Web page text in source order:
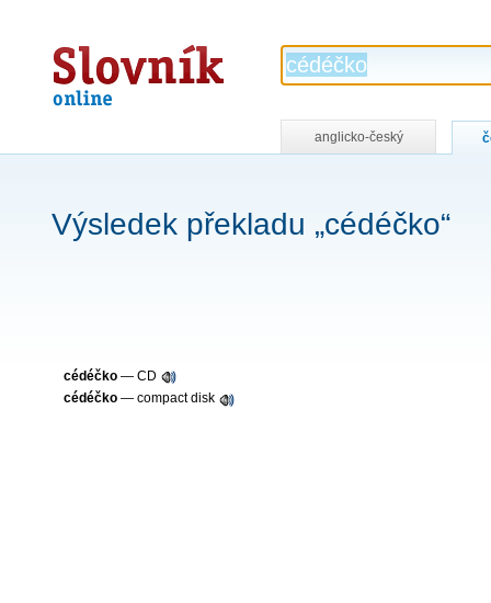
Slovník
online
anglicko-český
Výsledek překladu „cédéčko“
cédéčko — CD
cédéčko — compact disk